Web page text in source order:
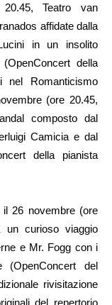
Teatro van
affidate dalla
in un insolito
della
nel Romanticismo
(ore 20.45,
composto dal
Camicia e dal
della pianista
26 novembre (ore
un curioso viaggio
e Mr. Fogg con i
(OpenConcert del
rivisitazione
del repertorio